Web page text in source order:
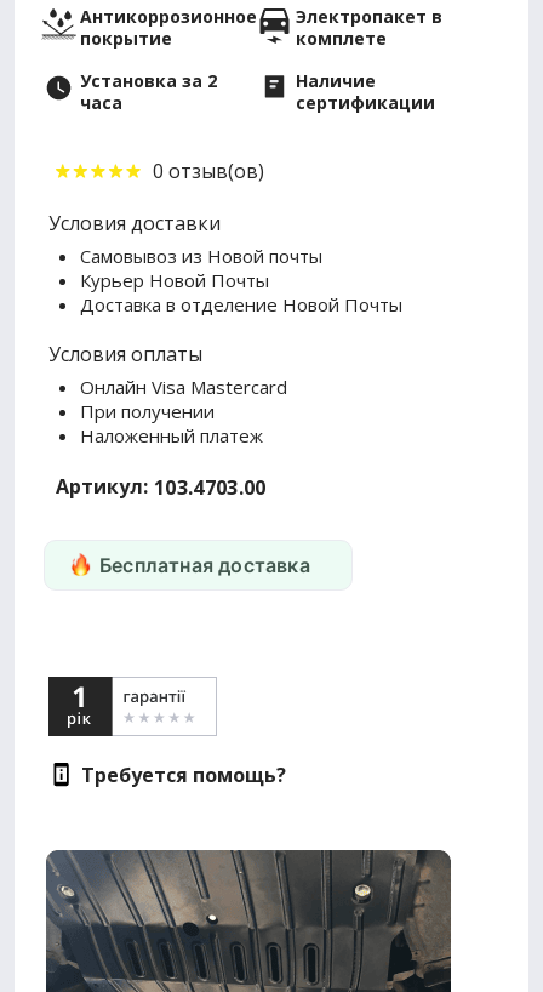
Антикоррозионное
покрытие
Электропакет в
комплете
Установка за 2
часа
Наличие
сертификации
0 отзыв(ов)
Условия доставки
Самовывоз из Новой почты
Курьер Новой Почты
Доставка в отделение Новой Почты
Условия оплаты
Онлайн Visa Mastercard
При получении
Наложенный платеж
Артикул: 103.4703.00
Бесплатная доставка
Требуется помощь?